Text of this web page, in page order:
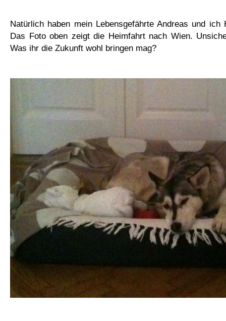
Natürlich haben mein Lebensgefährte Andreas und ich
Das Foto oben zeigt die Heimfahrt nach Wien.
Was ihr die Zukunft wohl bringen mag?